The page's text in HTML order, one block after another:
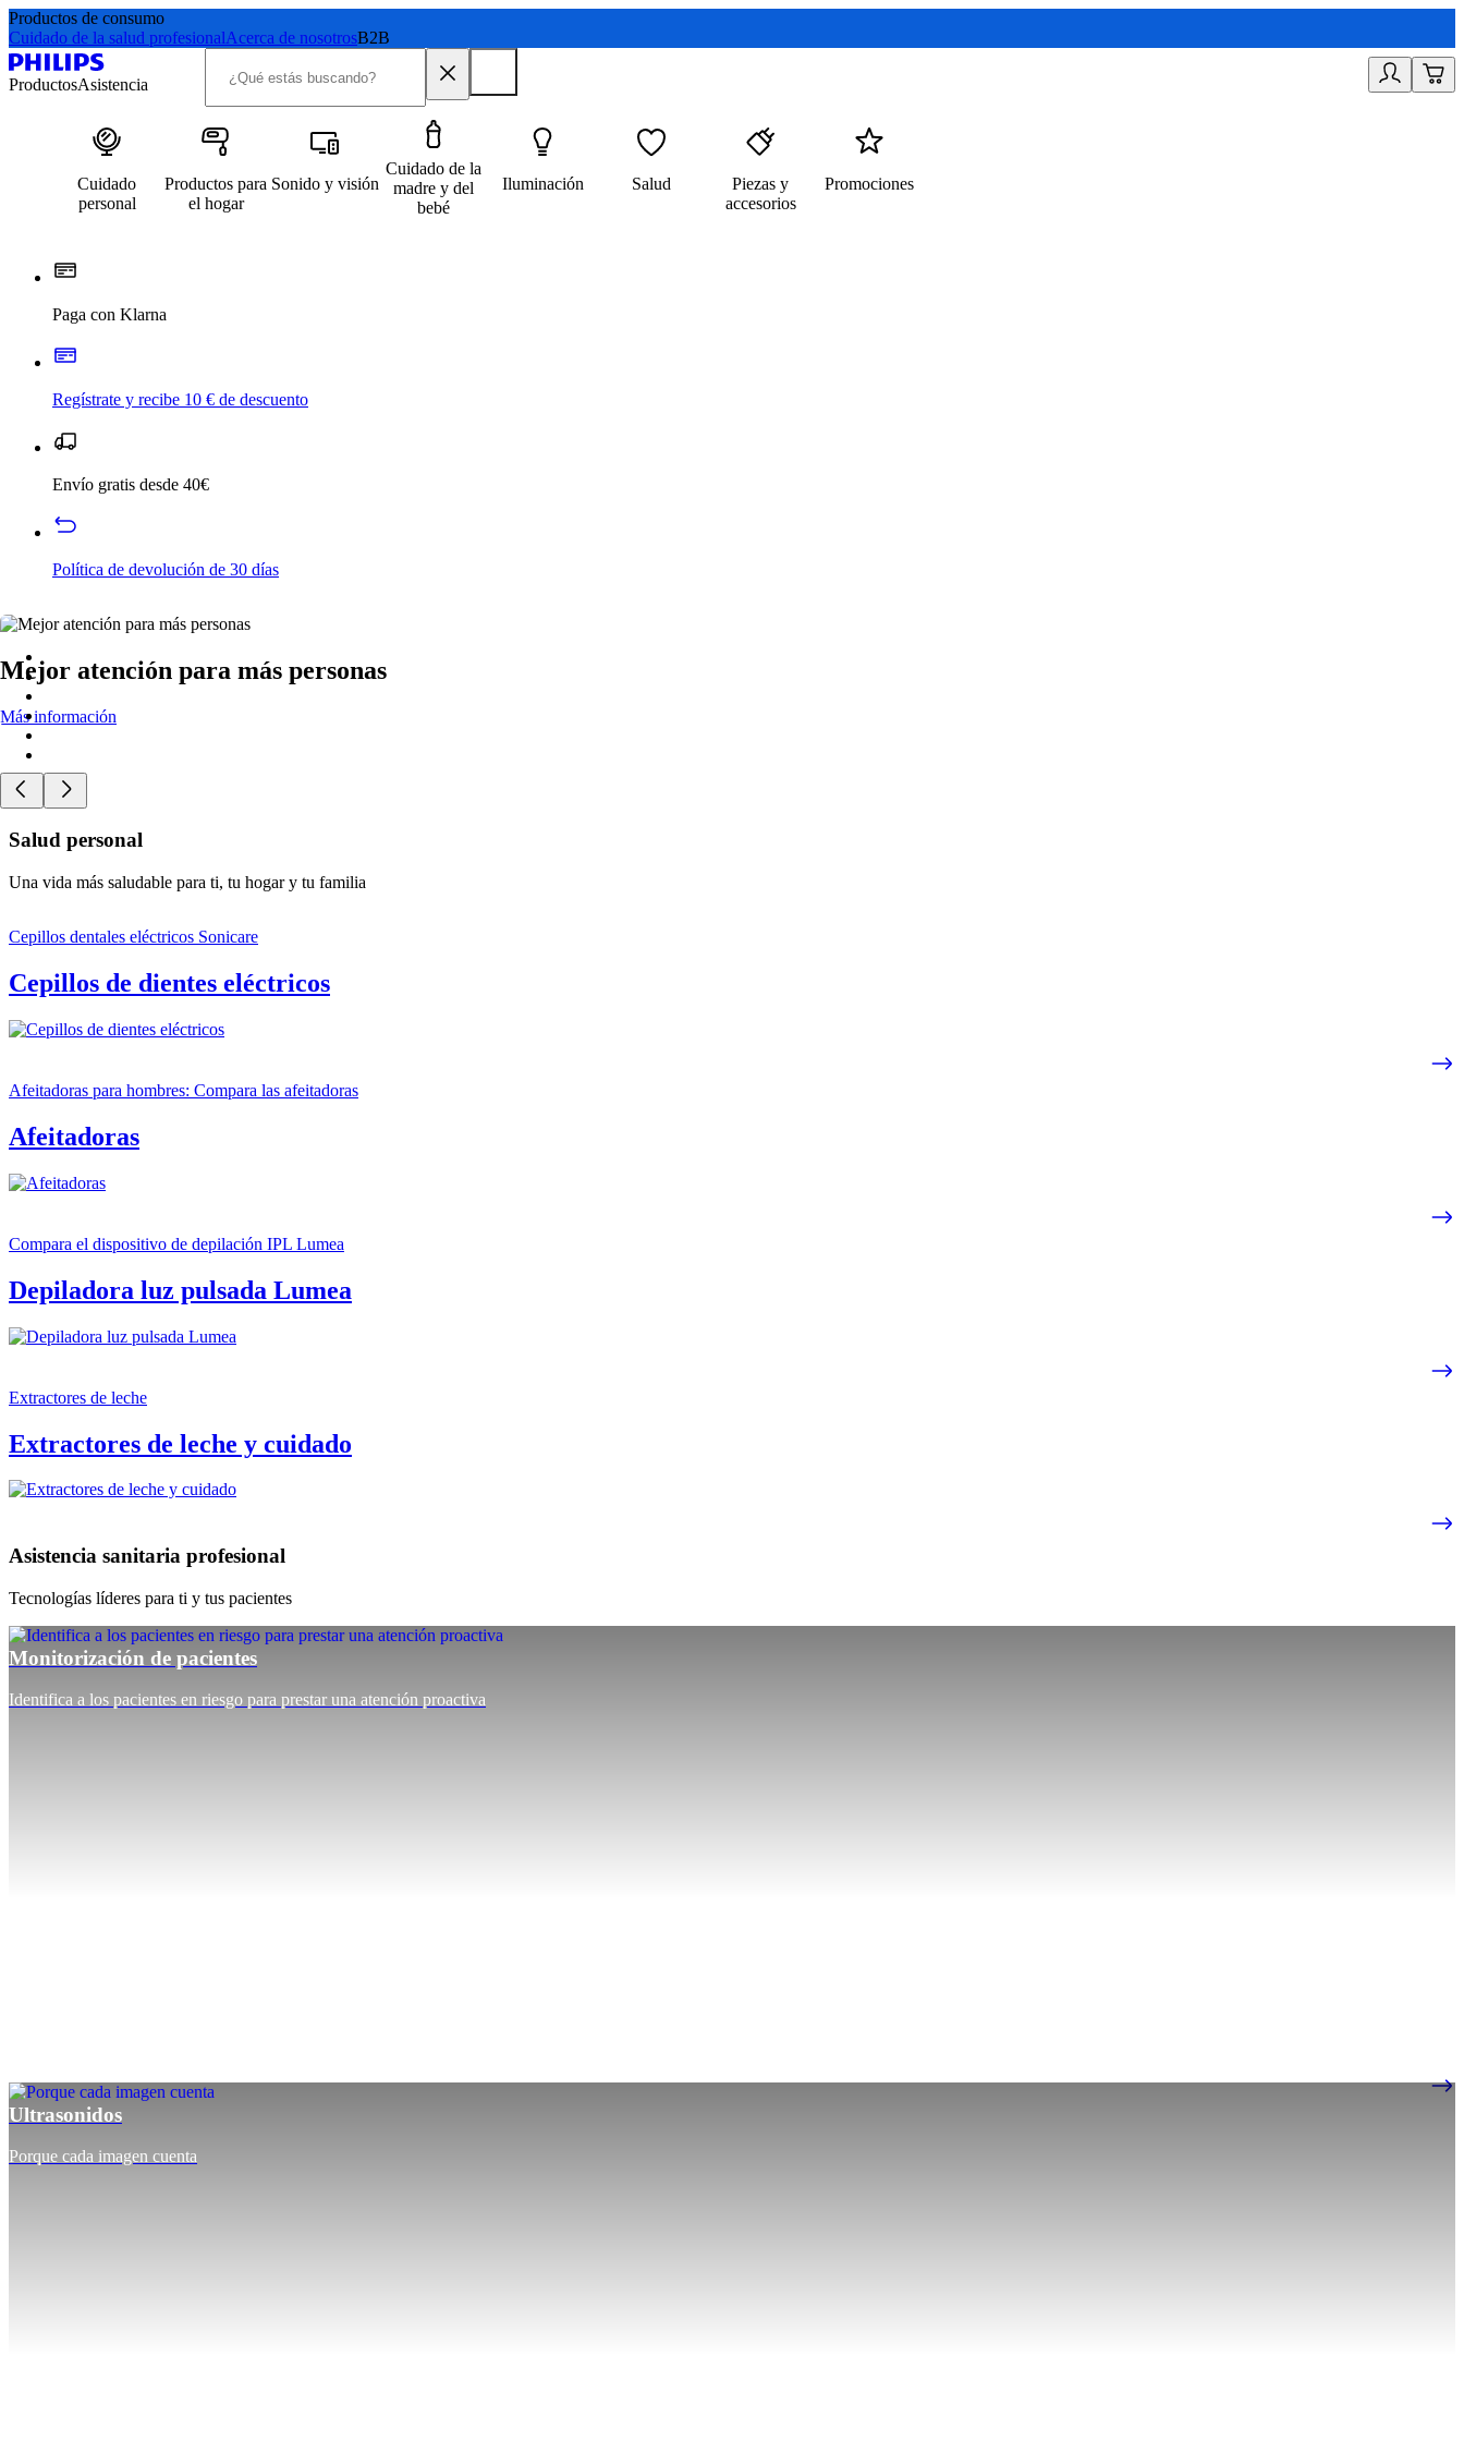
Productos de consumo
Cuidado de la salud profesionalAcerca de nosotrosB2B
ProductosAsistencia
Cuidado
personal
Productos para
el hogar
Sonido y visión
Cuidado de la
madre y del
bebé
Iluminación Salud
Piezas y
accesorios
Promociones
Paga con Klarna
Regístrate y recibe 10 € de descuento
Envío gratis desde 40€
Política de devolución de 30 días
Mejor atención para más personas
Más información
Salud personal
Una vida más saludable para ti, tu hogar y tu familia
Cepillos dentales eléctricos Sonicare
Cepillos de dientes eléctricos
Afeitadoras para hombres: Compara las afeitadoras
Afeitadoras
Compara el dispositivo de depilación IPL Lumea
Depiladora luz pulsada Lumea
Extractores de leche
Extractores de leche y cuidado
Asistencia sanitaria profesional
Tecnologías líderes para ti y tus pacientes
Monitorización de pacientes
Identifica a los pacientes en riesgo para prestar una atención proactiva
Ultrasonidos
Porque cada imagen cuenta